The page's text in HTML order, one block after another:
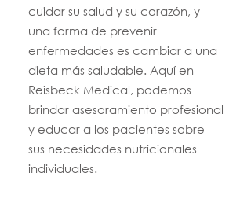
cuidar su salud y su corazón, y
una forma de prevenir
enfermedades es cambiar a una
dieta más saludable. Aquí en
Reisbeck Medical, podemos
brindar asesoramiento profesional
y educar a los pacientes sobre
sus necesidades nutricionales
individuales.